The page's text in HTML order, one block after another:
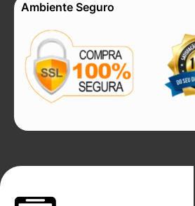
Ambiente Seguro